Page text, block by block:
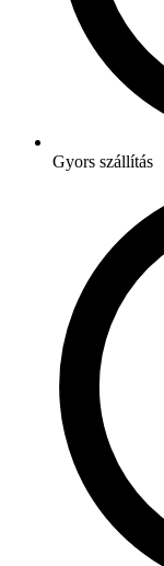
Gyors szállítás